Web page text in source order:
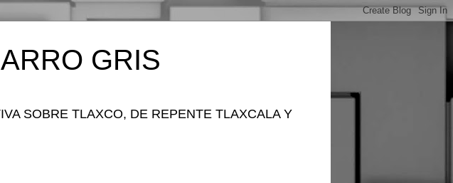
GRIS
SOBRE TLAXCO, DE REPENTE TLAXCALA Y